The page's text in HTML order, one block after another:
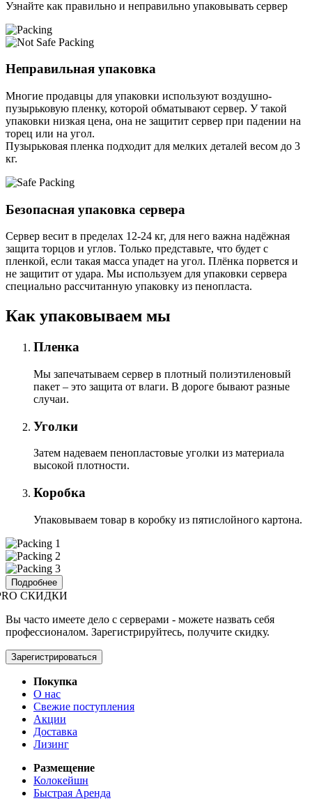
Узнайте как правильно и неправильно упаковывать сервер
Неправильная упаковка
Многие продавцы для упаковки используют воздушно-
пузырьковую пленку, которой обматывают сервер. У такой
упаковки низкая цена, она не защитит сервер при падении на
торец или на угол.
Пузырьковая пленка подходит для мелких деталей весом до 3
кг.
Безопасная упаковка сервера
Сервер весит в пределах 12-24 кг, для него важна надёжная
защита торцов и углов. Только представьте, что будет с
пленкой, если такая масса упадет на угол. Плёнка порвется и
не защитит от удара. Мы используем для упаковки сервера
специально расcчитанную упаковку из пенопласта.
Как упаковываем мы
Пленка
Мы запечатываем сервер в плотный полиэтиленовый
пакет – это защита от влаги. В дороге бывают разные
случаи.
Уголки
Затем надеваем пенопластовые уголки из материала
высокой плотности.
Коробка
Упаковываем товар в коробку из пятислойного картона.
Подробнее
СКИДКИ
Вы часто имеете дело с серверами - можете назвать себя
профессионалом. Зарегистрируйтесь, получите скидку.
Зарегистрироваться
Покупка
О нас
Свежие поступления
Акции
Доставка
Лизинг
Размещение
Колокейшн
Быстрая Аренда